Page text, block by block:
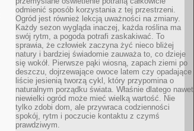
odmienić sposób korzystania z tej przestrzeni.
Ogród jest również lekcją uważności na zmiany.
Każdy sezon wygląda inaczej, każda roślina ma
swój rytm, a pogoda potrafi zaskakiwać. To
sprawia, że człowiek zaczyna żyć nieco bliżej
natury i bardziej świadomie zauważa to, co dzieje
się wokół. Pierwsze pąki wiosną, zapach ziemi po
deszczu, dojrzewające owoce latem czy opadające
liście jesienią tworzą cykl, który przypomina o
naturalnym porządku świata. Właśnie dlatego nawet
niewielki ogród może mieć wielką wartość. Nie
tylko zdobi dom, ale przywraca codzienności
spokój, rytm i poczucie kontaktu z czymś
prawdziwym.